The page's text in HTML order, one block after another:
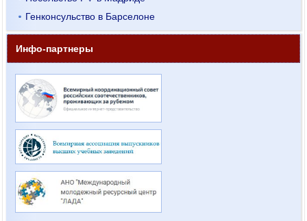
Генконсульство в Барселоне
Инфо-партнеры